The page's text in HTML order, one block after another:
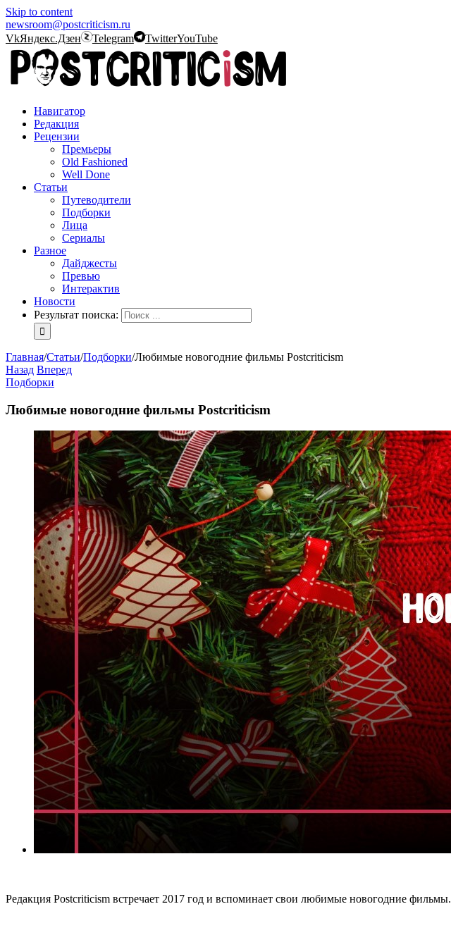
Skip to content
newsroom@postcriticism.ru
VkЯндекс.Дзен Telegram TwitterYouTube
Навигатор
Редакция
Рецензии
Премьеры
Old Fashioned
Well Done
Статьи
Путеводители
Подборки
Лица
Сериалы
Разное
Дайджесты
Превью
Интерактив
Новости
Результат поиска:
Главная/Статьи/Подборки/Любимые новогодние фильмы Postcriticism
Назад Вперед
Подборки
Любимые новогодние фильмы Postcriticism
Редакция Postcriticism встречает 2017 год и вспоминает свои любимые новогодние фильмы.